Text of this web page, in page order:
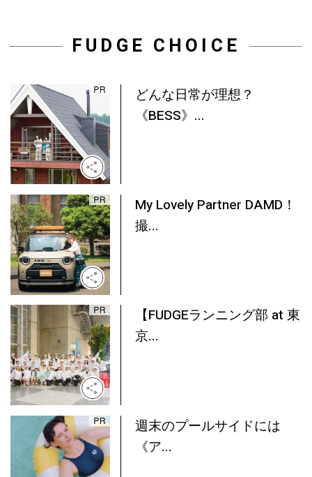
FUDGE CHOICE
どんな日常が理想？
《BESS》...
My Lovely Partner DAMD！
撮...
【FUDGEランニング部 at 東
京...
週末のプールサイドには
《ア...